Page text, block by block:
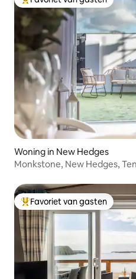
Topfavoriet van gasten
Woning in New Hedges
Monkstone, New Hedges, Tenby met
Topfavoriet van gasten
Favoriet van gasten